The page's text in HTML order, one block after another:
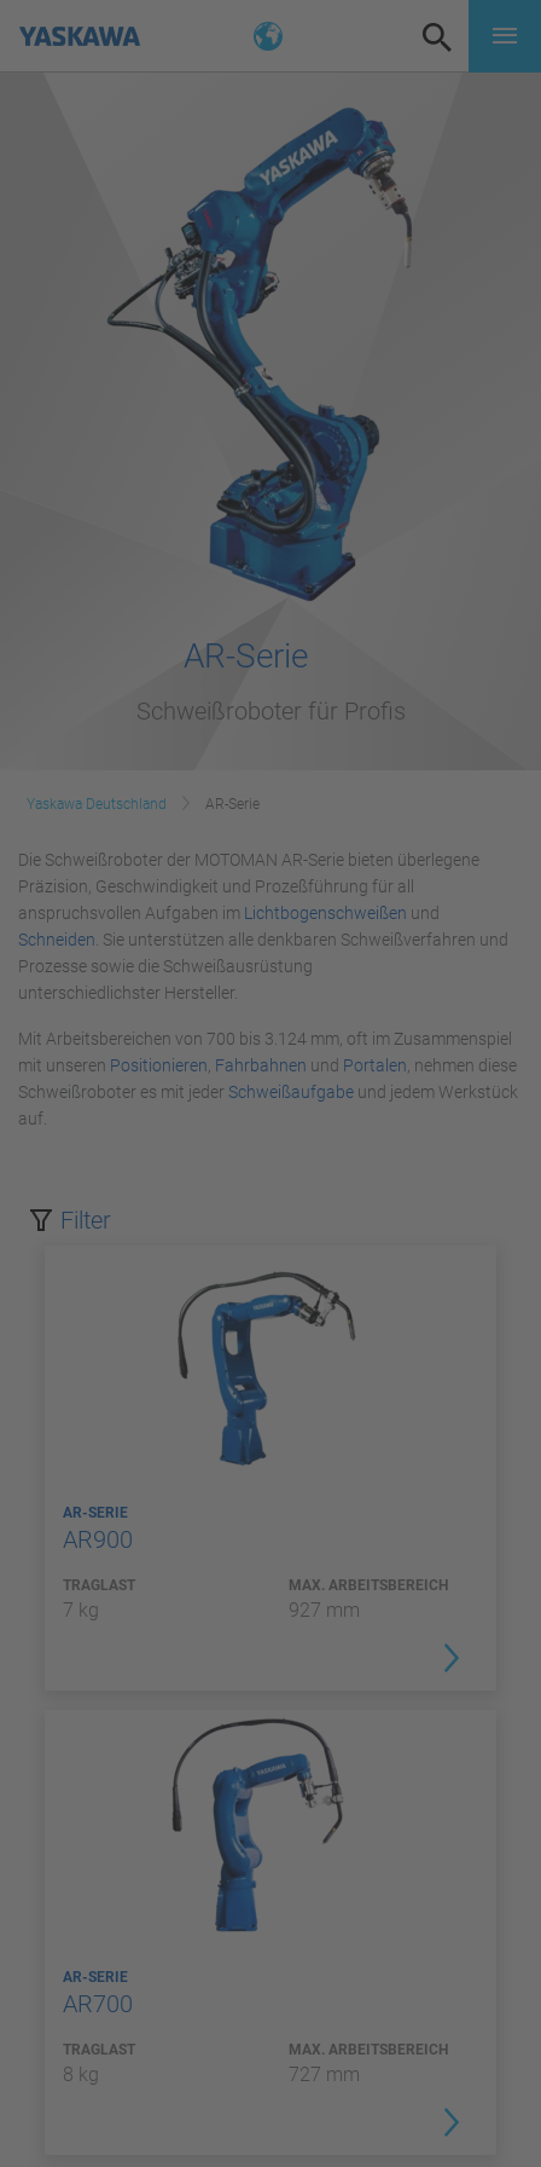
AR-Serie
Schweißroboter für Profis
Yaskawa Deutschland AR-Serie
Die Schweißroboter der MOTOMAN AR-Serie bieten überlegene
Präzision, Geschwindigkeit und Prozeßführung für all
anspruchsvollen Aufgaben im Lichtbogenschweißen und
Schneiden . Sie unterstützen alle denkbaren Schweißverfahren und
Prozesse sowie die Schweißausrüstung
unterschiedlichster Hersteller.
Mit Arbeitsbereichen von 700 bis 3.124 mm, oft im Zusammenspiel
mit unseren Positionieren Fahrbahnen und Portalen , nehmen diese
Schweißroboter es mit jeder Schweißaufgabe und jedem Werkstück
auf.
Filter
AR-SERIE
AR900
TRAGLAST
7 kg
MAX. ARBEITSBEREICH
927 mm
AR-SERIE
AR700
TRAGLAST
8 kg
MAX. ARBEITSBEREICH
727 mm